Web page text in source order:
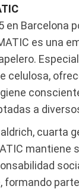
en Barcelona
es una
celulosa,
a
cuarta
mantiene
parte